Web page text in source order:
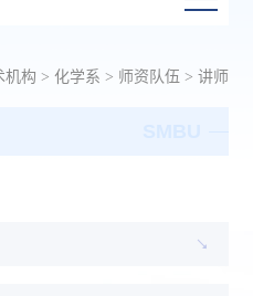
机构 > 化学系 > 师资队伍 > 讲师